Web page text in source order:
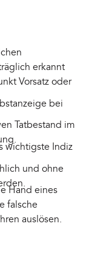
erkannt
Vorsatz oder
bei
Tatbestand im
wichtigste Indiz
und ohne
Hand eines
falsche
auslösen.